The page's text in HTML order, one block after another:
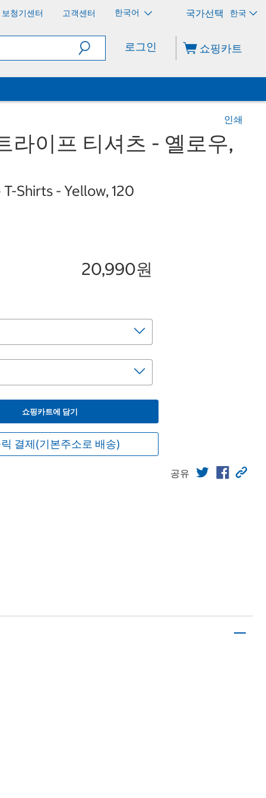
보청기센터 고객센터 한국어 한국
로그인 쇼핑카트
인쇄
라이프 티셔츠 - 옐로우,
Shirts - Yellow, 120
20,990원
쇼핑카트에 담기
결제(기본주소로 배송)
공유